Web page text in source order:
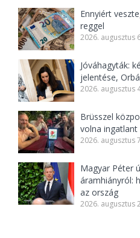
Ennyiért
reggel
2026. augusztus
Jóváhagyták:
jelentése,
2026. augusztus
Brüsszel
volna
2026. augusztus
Magyar Péter
áramhiányról:
az ország
2026. augusztus